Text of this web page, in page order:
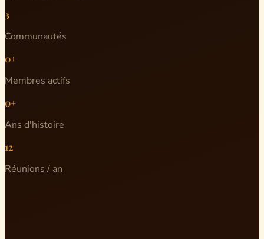
3
Communautés
0+
Membres actifs
0+
Ans d'histoire
12
Réunions / an